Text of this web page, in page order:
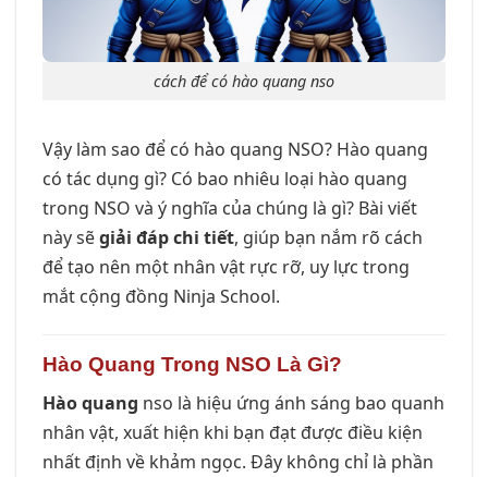
cách để có hào quang nso
Vậy làm sao để có hào quang NSO? Hào quang
có tác dụng gì? Có bao nhiêu loại hào quang
trong NSO và ý nghĩa của chúng là gì? Bài viết
này sẽgiải đáp chi tiết, giúp bạn nắm rõ cách
để tạo nên một nhân vật rực rỡ, uy lực trong
mắt cộng đồng Ninja School.
Hào Quang Trong NSO Là Gì?
Hào quang nso là hiệu ứng ánh sáng bao quanh
nhân vật, xuất hiện khi bạn đạt được điều kiện
nhất định về khảm ngọc. Đây không chỉ là phần